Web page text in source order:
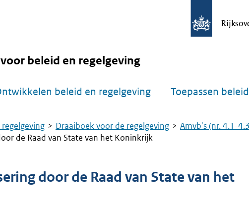
beleid en regelgeving
beleid en regelgeving Toepassen
Draaiboek voor de regelgeving Amvb's (nr. 4.1-
de Raad van State van het Koninkrijk
door de Raad van State van het